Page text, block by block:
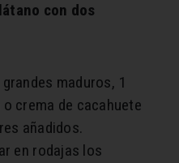
con dos
maduros, 1
crema de cacahuete
añadidos.
en rodajas los